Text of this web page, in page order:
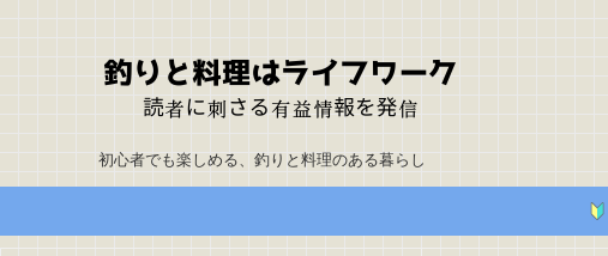
初心者でも楽しめる、釣りと料理のある暮らし